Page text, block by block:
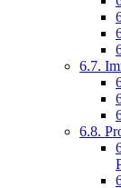
6.7.
6.8.